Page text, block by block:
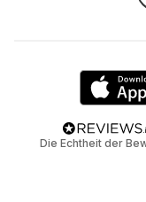
Die Echtheit der